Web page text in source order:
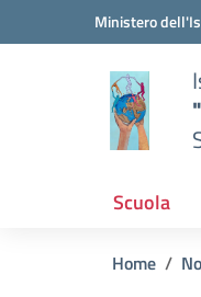
Vai ai contenuti
Vai al menu di navigazione
Ministero
Scuola
Home